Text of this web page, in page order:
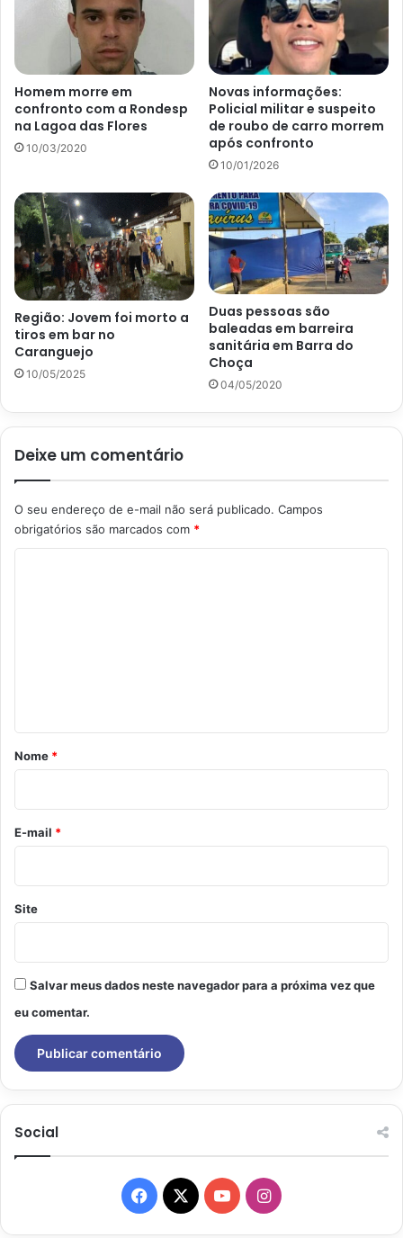
Homem morre em
confronto com a Rondesp
na Lagoa das Flores
10/03/2020
Novas informações:
Policial militar e suspeito
de roubo de carro morrem
após confronto
10/01/2026
Região: Jovem foi morto a
tiros em bar no
Caranguejo
10/05/2025
Duas pessoas são
baleadas em barreira
sanitária em Barra do
Choça
04/05/2020
Deixe um comentário
O seu endereço de e-mail não será publicado. Campos
obrigatórios são marcados com *
r
o
*
Nome *
E-mail *
Site
Salvar meus dados neste navegador para a próxima vez que
eu comentar.
Social
Facebook
X YouTubeInstagram